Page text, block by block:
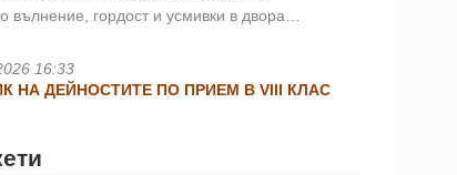
вълнение, гордост и усмивки в двора…
16:33
НА ДЕЙНОСТИТЕ ПО ПРИЕМ В VIII КЛАС